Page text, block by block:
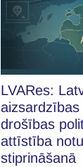
LVARes:
aizsardzības
drošības
attīstība
stiprināšanā